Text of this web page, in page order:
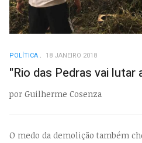
POLÍTICA 18 JANEIRO 2018
"Rio das Pedras vai
por Guilherme Cosenza
O medo da demolição também